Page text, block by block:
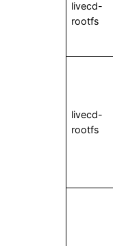
livecd-
rootfs
livecd-
rootfs